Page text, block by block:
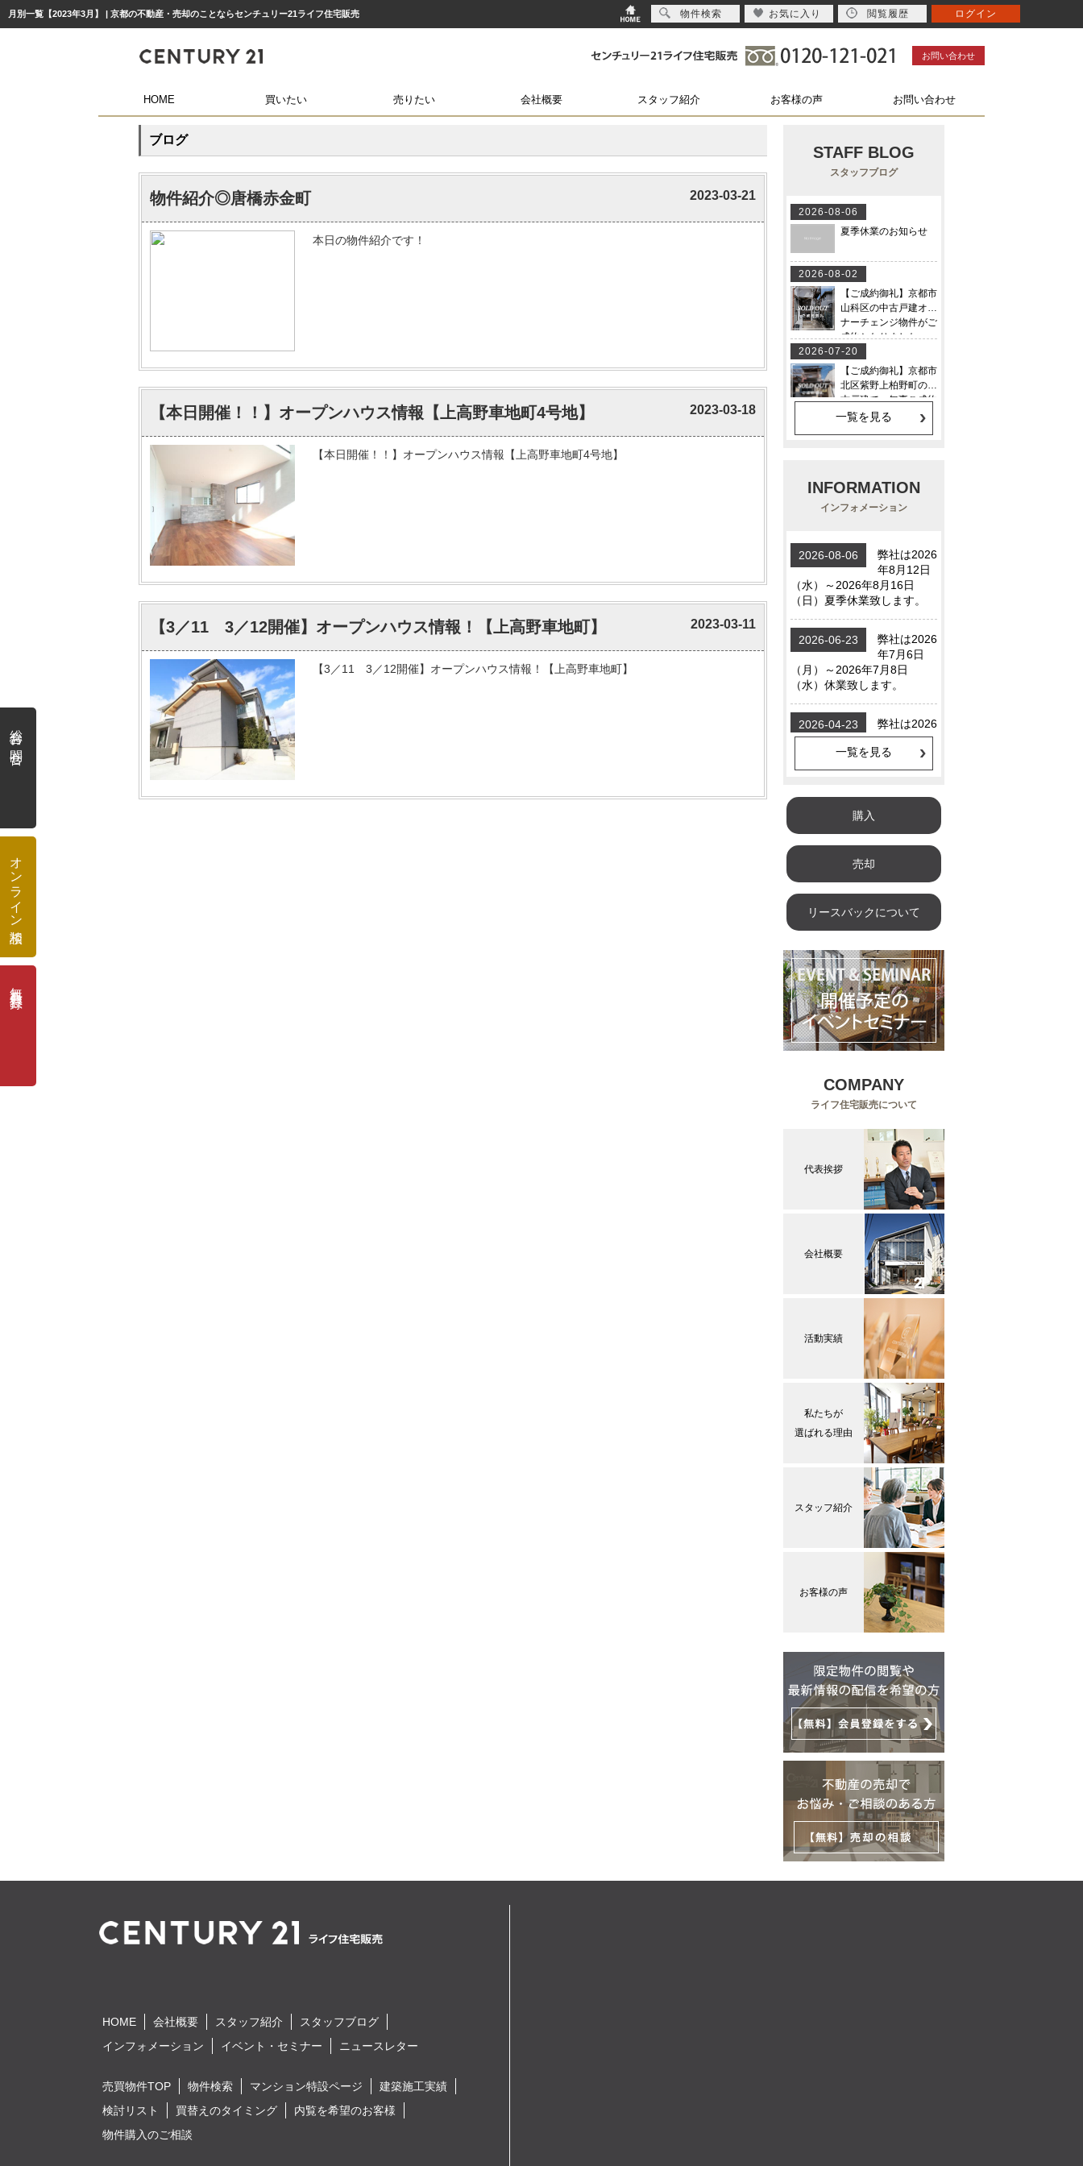
月別一覧【2023年3月】 | 京都の不動産・売却のことならセンチュリー21ライフ住宅販売
お問い合わせ
HOME 買いたい 売りたい 会社概要 スタッフ紹介 お客様の声 お問い合わせ
ブログ
物件紹介◎唐橋赤金町 2023-03-21
本日の物件紹介です！
【本日開催！！】オープンハウス情報【上高野車地町4号地】 2023-03-18
【本日開催！！】オープンハウス情報【上高野車地町4号地】
【3／11 3／12開催】オープンハウス情報！【上高野車地町】 2023-03-11
【3／11 3／12開催】オープンハウス情報！【上高野車地町】
STAFF BLOG
スタッフブログ
一覧を見る
INFORMATION
インフォメーション
一覧を見る
購入
売却
リースバックについて
COMPANY
ライフ住宅販売について
代表挨拶
会社概要
活動実績
私たちが
選ばれる理由
スタッフ紹介
お客様の声
HOME 会社概要 スタッフ紹介
スタッフブログ
インフォメーション
イベント・セミナー ニュースレター
売買物件TOP 物件検索 マンション特設ページ
建築施工実績
検討リスト
買替えのタイミング
内覧を希望のお客様
物件購入のご相談
総合お問合せ
オンライン相談
物件検索 お気に入り 閲覧履歴 ログイン